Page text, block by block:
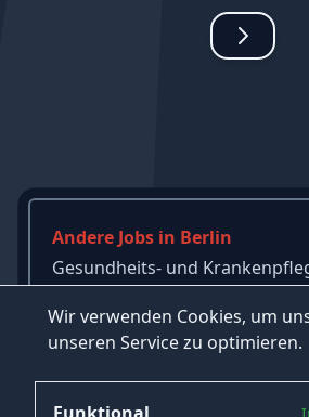
Wir verwenden Cookies, um
unseren Service zu optimieren.
Andere Jobs in Berlin
Gesundheits- und
Arzt Berlin Jobs
Mehr Jobs in Berlin ansehen